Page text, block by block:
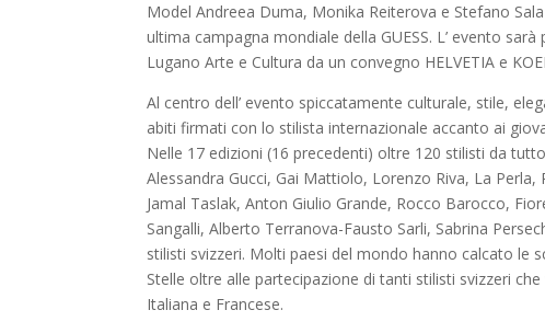
Model Andreea Duma, Monika Reiterova e Stefano
ultima campagna mondiale della GUESS. L’ evento
Lugano Arte e Cultura da un convegno HELVETIA e
Al centro dell’ evento spiccatamente culturale, stile,
abiti firmati con lo stilista internazionale accanto ai
Nelle 17 edizioni (16 precedenti) oltre 120 stilisti da
Alessandra Gucci, Gai Mattiolo, Lorenzo Riva, La
Jamal Taslak, Anton Giulio Grande, Rocco Barocco,
Sangalli, Alberto Terranova-Fausto Sarli, Sabrina
stilisti svizzeri. Molti paesi del mondo hanno calcato le
Stelle oltre alle partecipazione di tanti stilisti svizzeri
Italiana e Francese.